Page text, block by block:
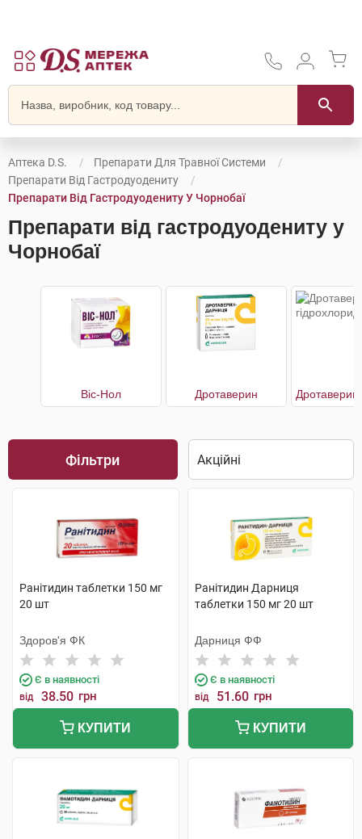
Аптека D.S.
Препарати Для Травної Системи
Препарати Від Гастродуодениту
Препарати Від Гастродуодениту У Чорнобаї
Препарати від гастродуодениту у
Чорнобаї
Віс-Нол Дротаверин
Фільтри
Ранітидин таблетки 150 мг
20 шт
Здоров'я ФК
Є в наявності
від 38.50 грн
КУПИТИ
Ранітидин Дарниця
таблетки 150 мг 20 шт
Дарниця ФФ
Є в наявності
від 51.60 грн
КУПИТИ